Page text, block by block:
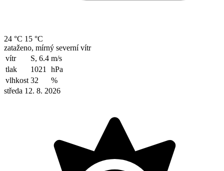
24 °C 15 °C
zataženo, mírný severní vítr
vítr
S, 6.4 m/s
tlak
1021
hPa
vlhkost 32
%
středa 12. 8. 2026